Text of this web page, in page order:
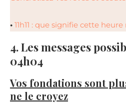
• 11h11 : que signifie cette
4. Les messages
04h04
Vos fondations sont
ne le croyez